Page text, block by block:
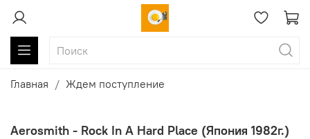
Главная Ждем поступление
Aerosmith - Rock In A Hard Place (Япония 1982г.)